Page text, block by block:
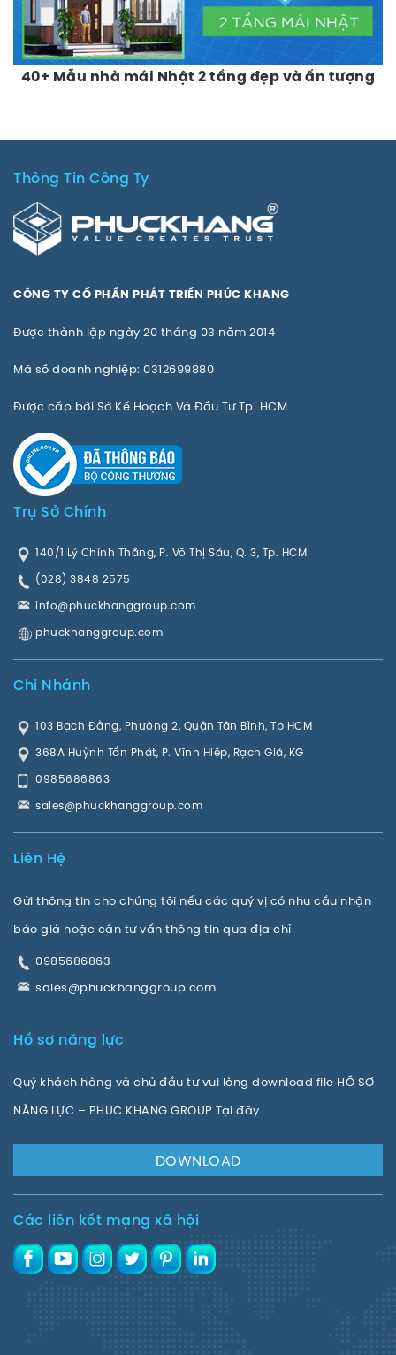
40+ Mẫu nhà mái Nhật 2 tầng đẹp và ấn tượng
Thông Tin Công Ty
CÔNG TY CỔ PHẦN PHÁT TRIỂN PHÚC KHANG
Được thành lập ngày 20 tháng 03 năm 2014
Mã số doanh nghiệp: 0312699880
Được cấp bởi Sở Kế Hoạch Và Đầu Tư Tp. HCM
Trụ Sở Chính
140/1 Lý Chính Thắng, P. Võ Thị Sáu, Q. 3, Tp. HCM
(028) 3848 2575
info@phuckhanggroup.com
phuckhanggroup.com
Chi Nhánh
103 Bạch Đằng, Phường 2, Quận Tân Bình, Tp HCM
368A Huỳnh Tấn Phát, P. Vĩnh Hiệp, Rạch Giá, KG
0985686863
sales@phuckhanggroup.com
Liên Hệ
Gửi thông tin cho chúng tôi nếu các quý vị có nhu cầu nhận
báo giá hoặc cần tư vấn thông tin qua địa chỉ
0985686863
sales@phuckhanggroup.com
Hồ sơ năng lực
Quý khách hàng và chủ đầu tư vui lòng download file HỒ SƠ
NĂNG LỰC – PHUC KHANG GROUP Tại đây
DOWNLOAD
Các liên kết mạng xã hội